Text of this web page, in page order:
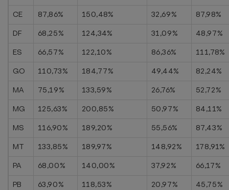
CE
87,86% 150,48% 32,69%
87,98%
DF
68,25% 124,34% 31,09%
48,97%
ES
66,57% 122,10% 86,36%
111,78%
GO
110,73% 184,77% 49,44%
82,24%
MA
75,19% 133,59% 26,76%
52,72%
MG
125,63% 200,85% 50,97%
84,11%
MS
116,90% 189,20% 55,56%
87,43%
MT
133,85% 189,97% 148,92%
178,91%
PA
68,00% 140,00% 37,92%
66,17%
PB
63,90% 118,53% 20,97%
45,75%